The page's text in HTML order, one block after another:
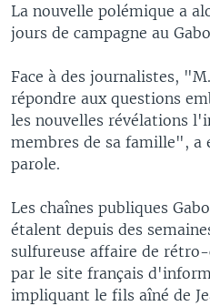
La nouvelle polémique a
jours de campagne au
Face à des journalistes,
répondre aux questions
les nouvelles révélations
membres de sa famille",
parole.
Les chaînes publiques
étalent depuis des
sulfureuse affaire de
par le site français
impliquant le fils aîné de